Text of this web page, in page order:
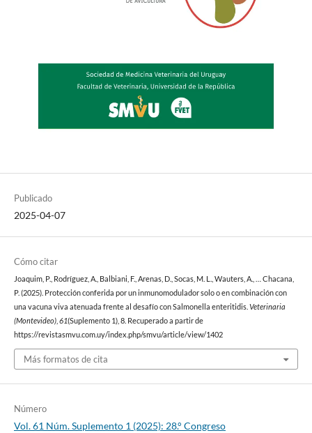
Publicado
2025-04-07
Cómo citar
Joaquim, P., Rodríguez, A., Balbiani, F., Arenas, D., Socas, M. L., Wauters, A., … Chacana,
P. (2025). Protección conferida por un inmunomodulador solo o en combinación con
una vacuna viva atenuada frente al desafío con Salmonella enteritidis. Veterinaria
(Montevideo), 61(Suplemento 1), 8. Recuperado a partir de
https://revistasmvu.com.uy/index.php/smvu/article/view/1402
Más formatos de cita
Número
Vol. 61 Núm. Suplemento 1 (2025): 28.° Congreso